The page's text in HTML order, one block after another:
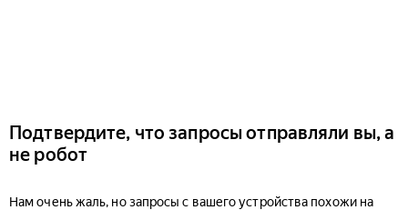
Подтвердите, что запросы отправляли вы, а
не робот
Нам очень жаль, но запросы с вашего устройства похожи на